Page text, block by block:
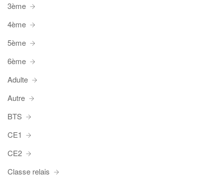
3ème
4ème
5ème
6ème
Adulte
Autre
BTS
CE1
CE2
Classe relais